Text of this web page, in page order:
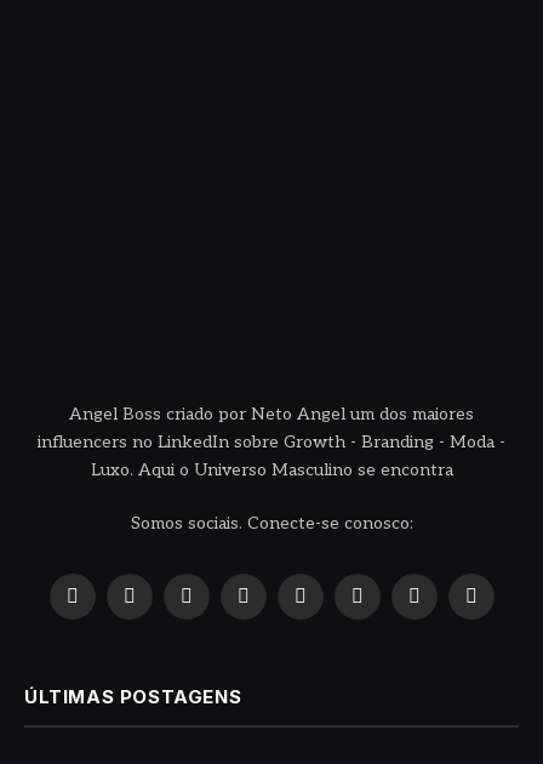
Angel Boss criado por Neto Angel um dos maiores
influencers no LinkedIn sobre Growth - Branding - Moda -
Luxo. Aqui o Universo Masculino se encontra
Somos sociais. Conecte-se conosco:
X
InstagramPinterestYouTubeLinkedInWhatsApp
Reddit TikTok
ÚLTIMAS POSTAGENS